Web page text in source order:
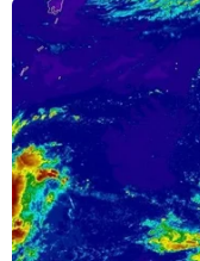
châu Âu (ECB)
trong ngày 21/
năm 2011.